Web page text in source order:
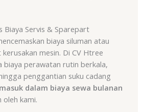
Biaya Servis & Sparepart
biaya siluman atau
mesin. Di CV Htree
biaya perawatan rutin berkala,
penggantian suku cadang
dalam biaya sewa bulanan
kami.